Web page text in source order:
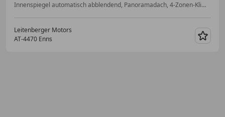
Innenspiegel automatisch abblendend, Panoramadach, 4-Zonen-Klimaautomatik, Start/Stop-Automatik, Bluetooth, LED-Tagfahrlicht, Getönte Scheiben, Beifahrerairbag
Leitenberger Motors
AT-4470 Enns